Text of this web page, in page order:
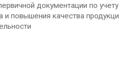
документации по
и повышения качества